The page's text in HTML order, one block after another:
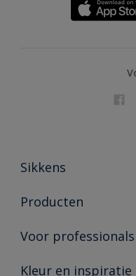
Sikkens
Over Sikkens
Duurzaamheid
Producten
Producten voor binnen
Vind je verkooppunt
Voor professionals
Advies & service
Kleur en inspiratie